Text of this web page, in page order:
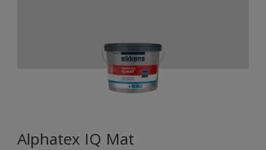
Alphatex IQ Mat